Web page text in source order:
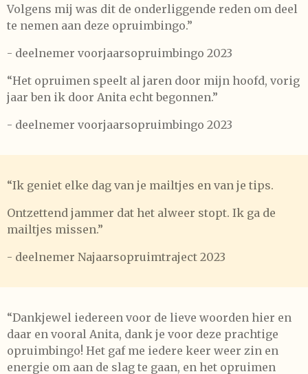
Volgens mij was dit de onderliggende reden om deel
te nemen aan deze opruimbingo.”
- deelnemer voorjaarsopruimbingo 2023
“Het opruimen speelt al jaren door mijn hoofd, vorig
jaar ben ik door Anita echt begonnen.”
- deelnemer voorjaarsopruimbingo 2023
“Ik geniet elke dag van je mailtjes en van je tips.
Ontzettend jammer dat het alweer stopt. Ik ga de
mailtjes missen.”
- deelnemer Najaarsopruimtraject 2023
“Dankjewel iedereen voor de lieve woorden hier en
daar en vooral Anita, dank je voor deze prachtige
opruimbingo! Het gaf me iedere keer weer zin en
energie om aan de slag te gaan, en het opruimen